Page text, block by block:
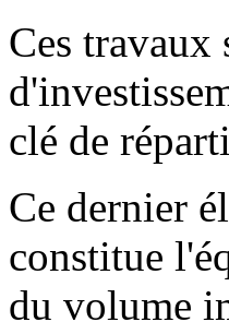
Ces travaux
clé de
Ce dernier
constitue
du volume